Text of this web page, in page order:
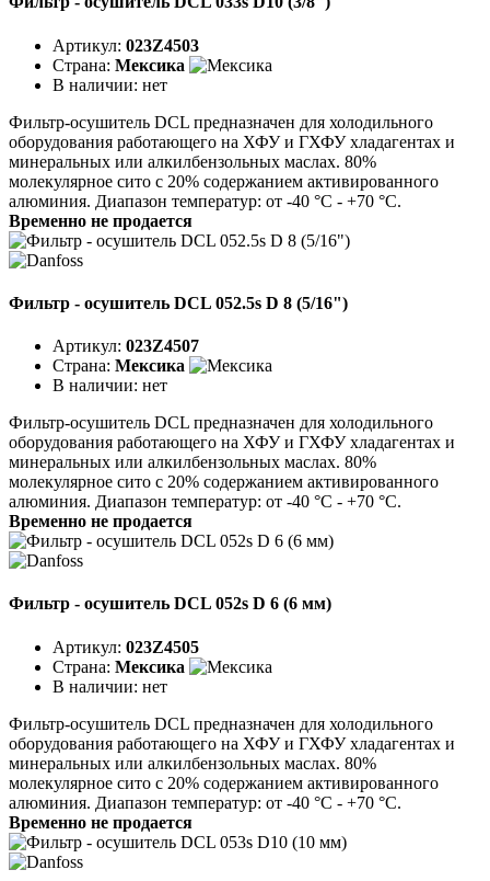
Артикул: 023Z4503
Страна: Мексика
В наличии: нет
Фильтр-осушитель DCL предназначен для холодильного
оборудования работающего на ХФУ и ГХФУ хладагентах и
минеральных или алкилбензольных маслах. 80%
молекулярное сито с 20% содержанием активированного
алюминия. Диапазон температур: от -40 °C - +70 °C.
Временно не продается
Фильтр - осушитель DCL 052.5s D 8 (5/16")
Артикул: 023Z4507
Страна: Мексика
В наличии: нет
Фильтр-осушитель DCL предназначен для холодильного
оборудования работающего на ХФУ и ГХФУ хладагентах и
минеральных или алкилбензольных маслах. 80%
молекулярное сито с 20% содержанием активированного
алюминия. Диапазон температур: от -40 °C - +70 °C.
Временно не продается
Фильтр - осушитель DCL 052s D 6 (6 мм)
Артикул: 023Z4505
Страна: Мексика
В наличии: нет
Фильтр-осушитель DCL предназначен для холодильного
оборудования работающего на ХФУ и ГХФУ хладагентах и
минеральных или алкилбензольных маслах. 80%
молекулярное сито с 20% содержанием активированного
алюминия. Диапазон температур: от -40 °C - +70 °C.
Временно не продается